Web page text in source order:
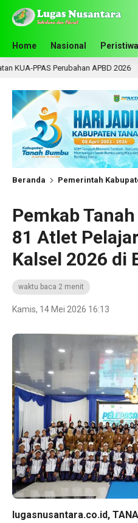
Home Nasional Peristiwa
APBD 2026 22 jam lalu
Beranda Pemerintah
Pemkab
81 Atlet
Kalsel 2026 di
waktu baca 2 menit
Kamis, 14 Mei 2026 16:13
lugasnusantara.co.id,